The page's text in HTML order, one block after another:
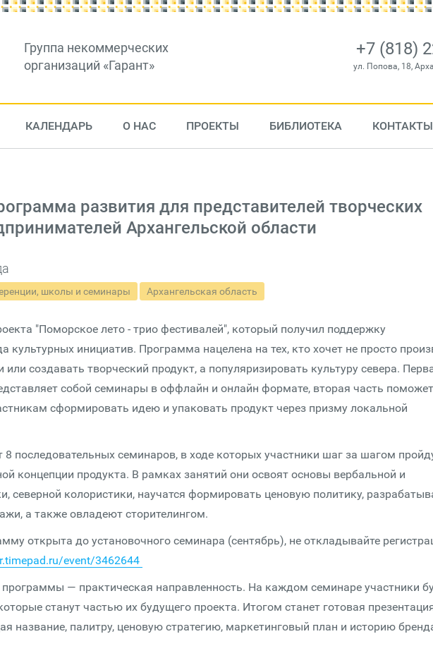
Группа некоммерческих
организаций «Гарант»
+7 (818)
ул. Попова, 18,
КАЛЕНДАРЬ О НАС ПРОЕКТЫ БИБЛИОТЕКА КОНТАКТЫ
развития для представителей творческих
Архангельской области
школы и семинары Архангельская область
"Поморское лето - трио фестивалей", который получил поддержку
культурных инициатив. Программа нацелена на тех, кто хочет не просто
создавать творческий продукт, а популяризировать культуру севера.
собой семинары в оффлайн и онлайн формате, вторая часть поможет
сформировать идею и упаковать продукт через призму локальной
последовательных семинаров, в ходе которых участники шаг за шагом
концепции продукта. В рамках занятий они освоят основы вербальной и
северной колористики, научатся формировать ценовую политику,
а также овладеют сторителингом.
открыта до установочного семинара (сентябрь), не откладывайте
event/3462644
программы — практическая направленность. На каждом семинаре участники
станут частью их будущего проекта. Итогом станет готовая
название, палитру, ценовую стратегию, маркетинговый план и историю